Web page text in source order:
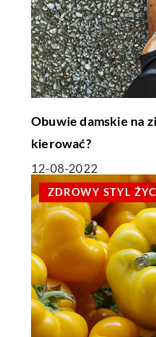
Obuwie damskie na
kierować?
12-08-2022
ZDROWY STYL